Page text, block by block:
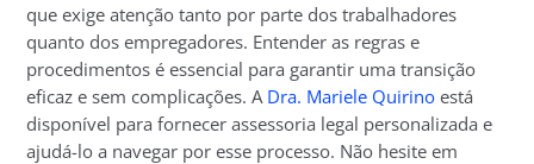
que exige atenção tanto por parte dos trabalhadores
quanto dos empregadores. Entender as regras e
procedimentos é essencial para garantir uma transição
eficaz e sem complicações. A Dra. Mariele Quirino está
disponível para fornecer assessoria legal personalizada e
ajudá-lo a navegar por esse processo. Não hesite em